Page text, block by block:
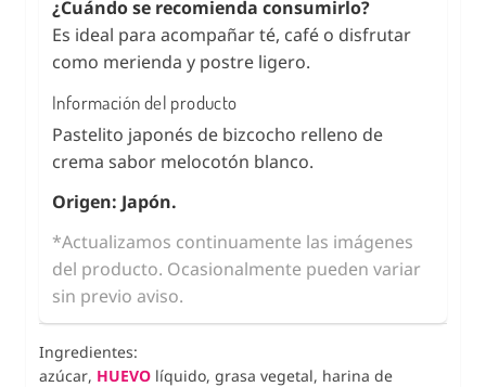
¿Cuándo se recomienda consumirlo?
Es ideal para acompañar té, café o disfrutar
como merienda y postre ligero.
Información del producto
Pastelito japonés de bizcocho relleno de
crema sabor melocotón blanco.
Origen: Japón.
*Actualizamos continuamente las imágenes
del producto. Ocasionalmente pueden variar
sin previo aviso.
Ingredientes:
azúcar, HUEVO líquido, grasa vegetal, harina de